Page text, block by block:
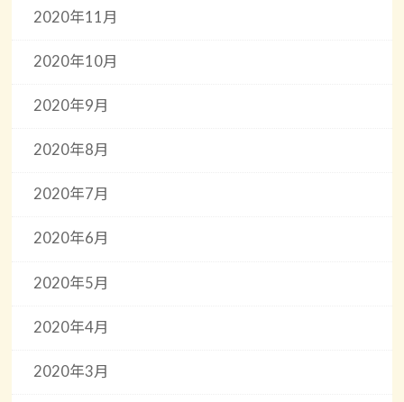
2020年11月
2020年10月
2020年9月
2020年8月
2020年7月
2020年6月
2020年5月
2020年4月
2020年3月